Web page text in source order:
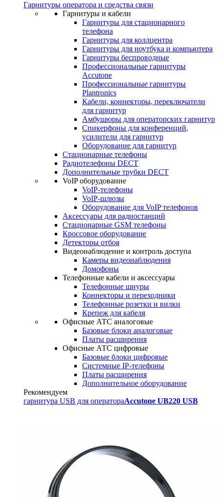
Гарнитуры оператора и средства связи
Гарнитуры и кабели
Гарнитуры для стационарного
телефона
Гарнитуры для коллцентра
Гарнитуры для ноутбука и компьютера
Гарнитуры беспроводные
Профессиональные гарнитуры
Accutone
Профессиональные гарнитуры
Plantronics
Кабели, коннекторы, переключатели
для гарнитур
Амбушюры для операторских гарнитур
Cпикерфоны для конференций,
усилители для гарнитур
Оборудование для гарнитур
Стационарные телефоны
Радиотелефоны DECT
Дополнительные трубки DECT
VoIP оборудование
VoIP-телефоны
VoIP-шлюзы
Оборудование для VoIP телефонов
Аксессуары для радиостанций
Стационарные GSM телефоны
Кроссовое оборудование
Детекторы отбоя
Видеонаблюдение и контроль доступа
Камеры видеонаблюдения
Домофоны
Телефонные кабели и аксессуары
Телефонные шнуры
Коннекторы и переходники
Телефонные розетки и вилки
Крепеж для кабеля
Офисные АТС аналоговые
Базовые блоки аналоговые
Платы расширения
Офисные АТС цифровые
Базовые блоки цифровые
Системные IP-телефоны
Платы расширения
Дополнительное оборудование
Рекомендуем
гарнитура USB для оператораAccutone UB220 USB